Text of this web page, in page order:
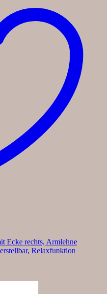
Ecke rechts, Armlehne
Relaxfunktion